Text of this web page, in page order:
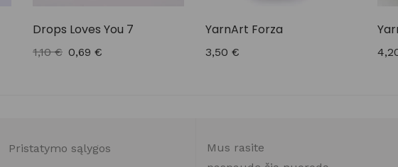
Drops Loves You 7
1,10€ 0,69€
YarnArt Forza
3,50 €
Pristatymo sąlygos
Mus rasite